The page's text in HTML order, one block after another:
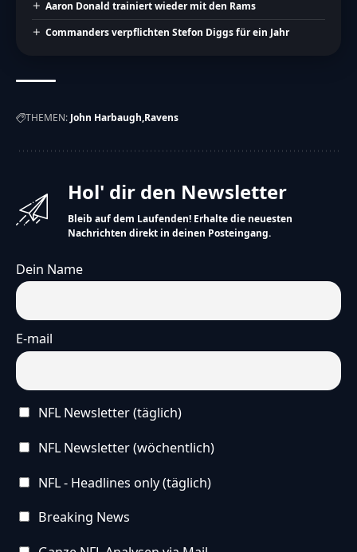
Aaron Donald trainiert wieder mit den Rams
Commanders verpflichten Stefon Diggs für ein Jahr
THEMEN: John Harbaugh Ravens
Hol' dir den Newsletter
Bleib auf dem Laufenden! Erhalte die neuesten
Nachrichten direkt in deinen Posteingang.
Dein Name
E-mail
NFL Newsletter (täglich)
NFL Newsletter (wöchentlich)
NFL - Headlines only (täglich)
Breaking News